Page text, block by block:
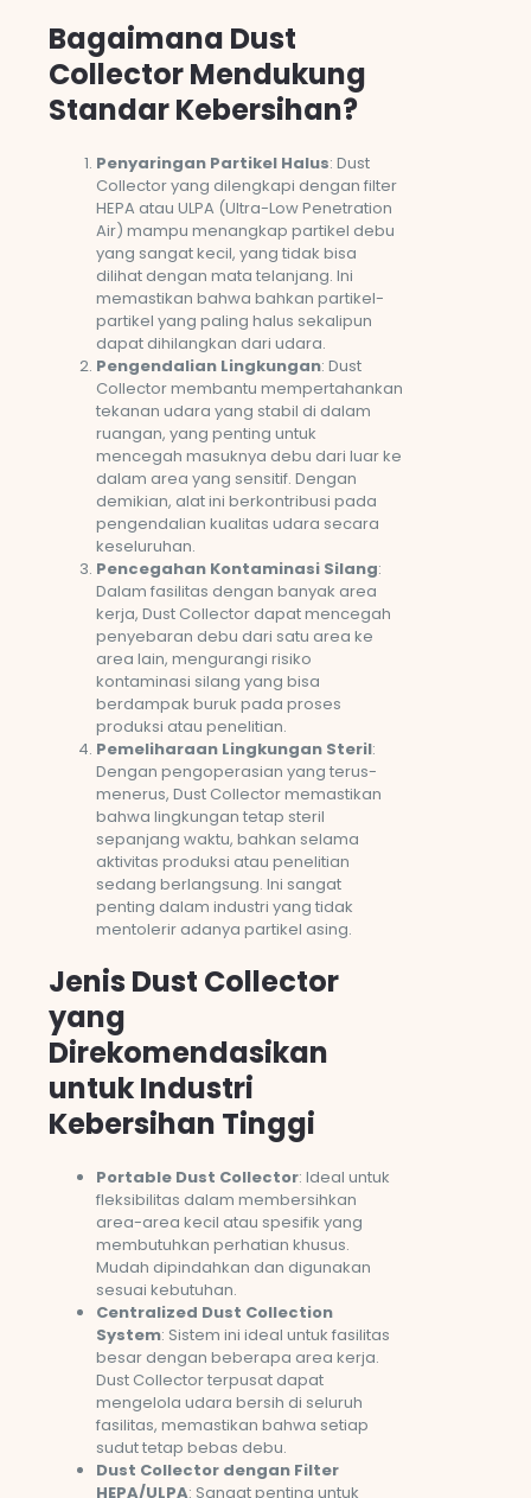
Bagaimana Dust
Collector Mendukung
Standar Kebersihan?
Penyaringan Partikel Halus: Dust
Collector yang dilengkapi dengan filter
HEPA atau ULPA (Ultra-Low Penetration
Air) mampu menangkap partikel debu
yang sangat kecil, yang tidak bisa
dilihat dengan mata telanjang. Ini
memastikan bahwa bahkan partikel-
partikel yang paling halus sekalipun
dapat dihilangkan dari udara.
Pengendalian Lingkungan: Dust
Collector membantu mempertahankan
tekanan udara yang stabil di dalam
ruangan, yang penting untuk
mencegah masuknya debu dari luar ke
dalam area yang sensitif. Dengan
demikian, alat ini berkontribusi pada
pengendalian kualitas udara secara
keseluruhan.
Pencegahan Kontaminasi Silang:
Dalam fasilitas dengan banyak area
kerja, Dust Collector dapat mencegah
penyebaran debu dari satu area ke
area lain, mengurangi risiko
kontaminasi silang yang bisa
berdampak buruk pada proses
produksi atau penelitian.
Pemeliharaan Lingkungan Steril:
Dengan pengoperasian yang terus-
menerus, Dust Collector memastikan
bahwa lingkungan tetap steril
sepanjang waktu, bahkan selama
aktivitas produksi atau penelitian
sedang berlangsung. Ini sangat
penting dalam industri yang tidak
mentolerir adanya partikel asing.
Jenis Dust Collector
yang
Direkomendasikan
untuk Industri
Kebersihan Tinggi
Portable Dust Collector: Ideal untuk
fleksibilitas dalam membersihkan
area-area kecil atau spesifik yang
membutuhkan perhatian khusus.
Mudah dipindahkan dan digunakan
sesuai kebutuhan.
Centralized Dust Collection
System: Sistem ini ideal untuk fasilitas
besar dengan beberapa area kerja.
Dust Collector terpusat dapat
mengelola udara bersih di seluruh
fasilitas, memastikan bahwa setiap
sudut tetap bebas debu.
Dust Collector dengan Filter
HEPA/ULPA: Sangat penting untuk